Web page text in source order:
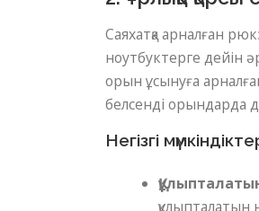
Саяхатқа арналған
ноутбуктерге дейін
орын ұсынуға
белсенді орындарда
Негізгі
құлыпталатын